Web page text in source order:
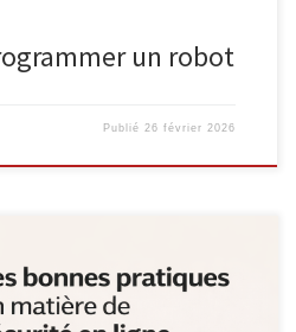
un robot
Publié26 février 2026
à 12h, l’Espace Public